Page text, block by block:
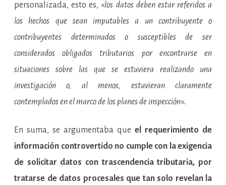
personalizada, esto es, «los datos deben estar referidos a
los hechos que sean imputables a un contribuyente o
contribuyentes determinados o susceptibles de ser
considerados obligados tributarios por encontrarse en
situaciones sobre las que se estuviera realizando una
investigación o, al menos, estuvieran claramente
contemplados en el marco de los planes de inspección«.
En suma, se argumentaba que el requerimiento de
información controvertido no cumple con la exigencia
de solicitar datos con trascendencia tributaria, por
tratarse de datos procesales que tan solo revelan la